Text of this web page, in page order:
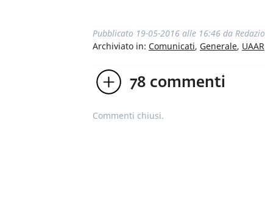
Pubblicato 19-05-2016 alle 16:46 da
Archiviato in: Comunicati, Generale, UAAR
78 commenti
Commenti chiusi.